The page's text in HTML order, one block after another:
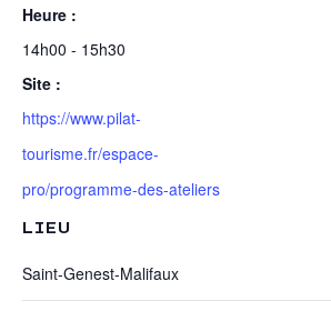
Heure :
14h00 - 15h30
Site :
https://www.pilat-
tourisme.fr/espace-
pro/programme-des-ateliers
LIEU
Saint-Genest-Malifaux